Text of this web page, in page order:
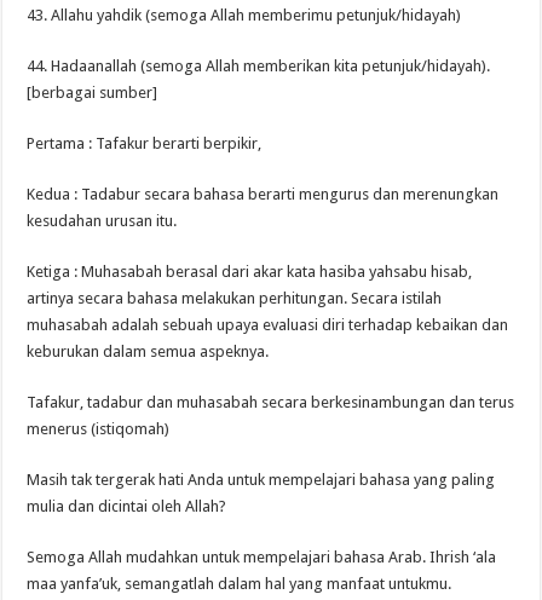
43. Allahu yahdik (semoga Allah memberimu petunjuk/hidayah)
44. Hadaanallah (semoga Allah memberikan kita petunjuk/hidayah).
[berbagai sumber]
Pertama : Tafakur berarti berpikir,
Kedua : Tadabur secara bahasa berarti mengurus dan merenungkan
kesudahan urusan itu.
Ketiga : Muhasabah berasal dari akar kata hasiba yahsabu hisab,
artinya secara bahasa melakukan perhitungan. Secara istilah
muhasabah adalah sebuah upaya evaluasi diri terhadap kebaikan dan
keburukan dalam semua aspeknya.
Tafakur, tadabur dan muhasabah secara berkesinambungan dan terus
menerus (istiqomah)
Masih tak tergerak hati Anda untuk mempelajari bahasa yang paling
mulia dan dicintai oleh Allah?
Semoga Allah mudahkan untuk mempelajari bahasa Arab. Ihrish ‘ala
maa yanfa’uk, semangatlah dalam hal yang manfaat untukmu.